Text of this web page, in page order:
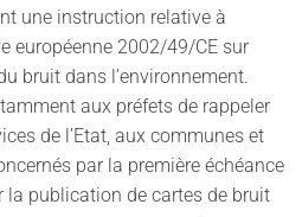
une instruction relative à
européenne 2002/49/CE sur
bruit dans l’environnement.
aux préfets de rappeler
de l’Etat, aux communes et
par la première échéance
la publication de cartes de bruit